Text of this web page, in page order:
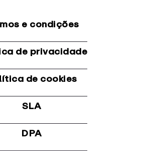
e condições
de privacidade
de cookies
SLA
DPA